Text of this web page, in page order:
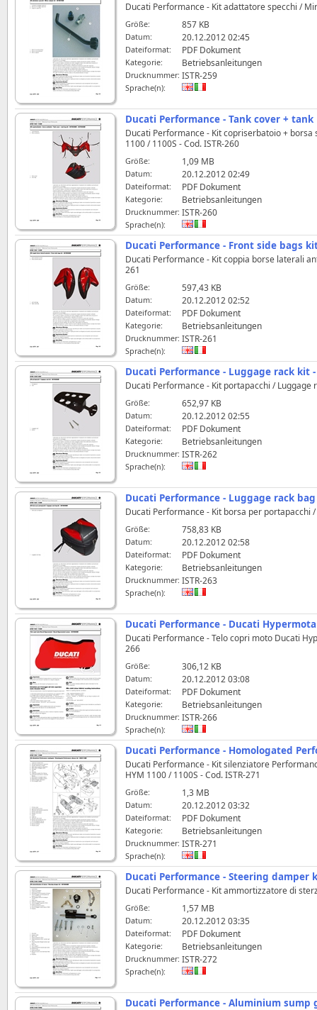
Ducati Performance - Kit adattatore specchi /
Größe: 857 KB
Datum: 20.12.2012 02:45
Dateiformat: PDF Dokument
Kategorie: Betriebsanleitungen
Drucknummer: ISTR-259
Sprache(n):
Ducati Performance - Tank cover +
Ducati Performance - Kit copriserbatoio +
1100 / 1100S - Cod. ISTR-260
Größe: 1,09 MB
Datum: 20.12.2012 02:49
Dateiformat: PDF Dokument
Kategorie: Betriebsanleitungen
Drucknummer: ISTR-260
Sprache(n):
Ducati Performance - Front side bags
Ducati Performance - Kit coppia borse laterali
261
Größe: 597,43 KB
Datum: 20.12.2012 02:52
Dateiformat: PDF Dokument
Kategorie: Betriebsanleitungen
Drucknummer: ISTR-261
Sprache(n):
Ducati Performance - Luggage rack kit
Ducati Performance - Kit portapacchi / Luggage
Größe: 652,97 KB
Datum: 20.12.2012 02:55
Dateiformat: PDF Dokument
Kategorie: Betriebsanleitungen
Drucknummer: ISTR-262
Sprache(n):
Ducati Performance - Luggage rack
Ducati Performance - Kit borsa per portapacchi
Größe: 758,83 KB
Datum: 20.12.2012 02:58
Dateiformat: PDF Dokument
Kategorie: Betriebsanleitungen
Drucknummer: ISTR-263
Sprache(n):
Ducati Performance - Ducati
Ducati Performance - Telo copri moto Ducati
266
Größe: 306,12 KB
Datum: 20.12.2012 03:08
Dateiformat: PDF Dokument
Kategorie: Betriebsanleitungen
Drucknummer: ISTR-266
Sprache(n):
Ducati Performance - Homologated
Ducati Performance - Kit silenziatore
HYM 1100 / 1100S - Cod. ISTR-271
Größe: 1,3 MB
Datum: 20.12.2012 03:32
Dateiformat: PDF Dokument
Kategorie: Betriebsanleitungen
Drucknummer: ISTR-271
Sprache(n):
Ducati Performance - Steering damper
Ducati Performance - Kit ammortizzatore di
Größe: 1,57 MB
Datum: 20.12.2012 03:35
Dateiformat: PDF Dokument
Kategorie: Betriebsanleitungen
Drucknummer: ISTR-272
Sprache(n):
Ducati Performance - Aluminium sump